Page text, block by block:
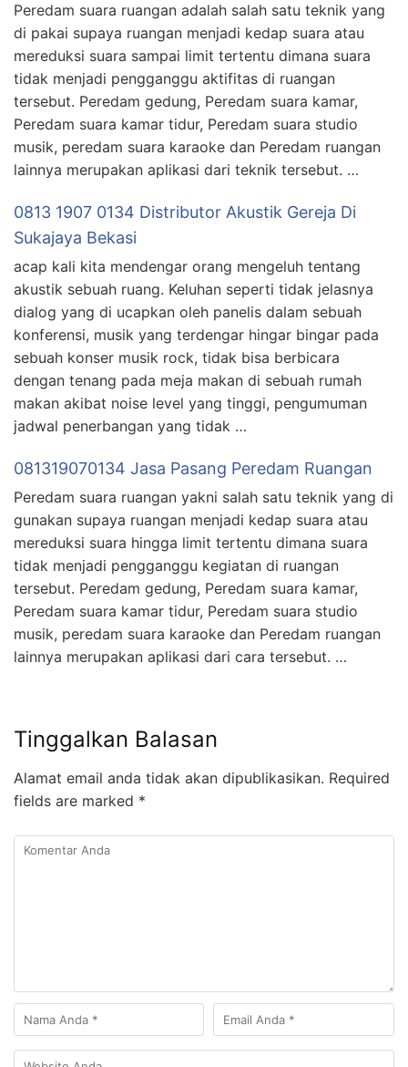
Peredam suara ruangan adalah salah satu teknik yang
di pakai supaya ruangan menjadi kedap suara atau
mereduksi suara sampai limit tertentu dimana suara
tidak menjadi pengganggu aktifitas di ruangan
tersebut. Peredam gedung, Peredam suara kamar,
Peredam suara kamar tidur, Peredam suara studio
musik, peredam suara karaoke dan Peredam ruangan
lainnya merupakan aplikasi dari teknik tersebut. …
0813 1907 0134 Distributor Akustik Gereja Di
Sukajaya Bekasi
acap kali kita mendengar orang mengeluh tentang
akustik sebuah ruang. Keluhan seperti tidak jelasnya
dialog yang di ucapkan oleh panelis dalam sebuah
konferensi, musik yang terdengar hingar bingar pada
sebuah konser musik rock, tidak bisa berbicara
dengan tenang pada meja makan di sebuah rumah
makan akibat noise level yang tinggi, pengumuman
jadwal penerbangan yang tidak …
081319070134 Jasa Pasang Peredam Ruangan
Peredam suara ruangan yakni salah satu teknik yang di
gunakan supaya ruangan menjadi kedap suara atau
mereduksi suara hingga limit tertentu dimana suara
tidak menjadi pengganggu kegiatan di ruangan
tersebut. Peredam gedung, Peredam suara kamar,
Peredam suara kamar tidur, Peredam suara studio
musik, peredam suara karaoke dan Peredam ruangan
lainnya merupakan aplikasi dari cara tersebut. …
Tinggalkan Balasan
Alamat email anda tidak akan dipublikasikan. Required
fields are marked *